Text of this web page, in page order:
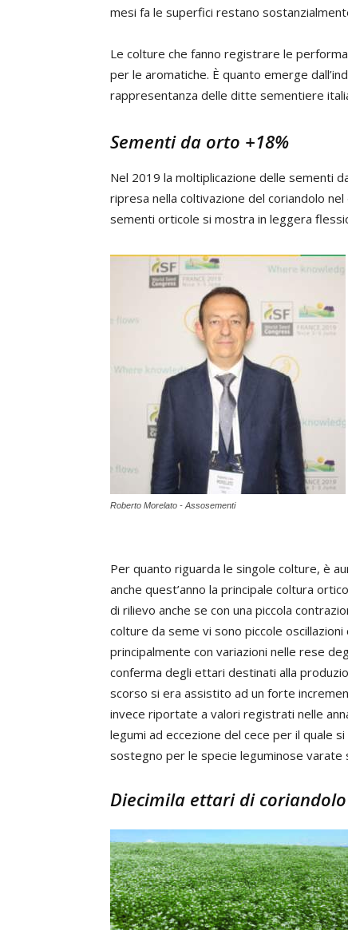
mesi fa le superfici restano
Le colture che fanno registrare le
per le aromatiche. È quanto emerge
rappresentanza delle ditte sementiere
Sementi da orto +18%
Nel 2019 la moltiplicazione delle sementi
ripresa nella coltivazione del coriandolo
sementi orticole si mostra in leggera
Roberto Morelato - Assosementi
Per quanto riguarda le singole colture, è
anche quest’anno la principale coltura
di rilievo anche se con una piccola
colture da seme vi sono piccole
principalmente con variazioni nelle rese
conferma degli ettari destinati alla
scorso si era assistito ad un forte
invece riportate a valori registrati nelle
legumi ad eccezione del cece per il quale
sostegno per le specie leguminose varate
Diecimila ettari di coriandolo